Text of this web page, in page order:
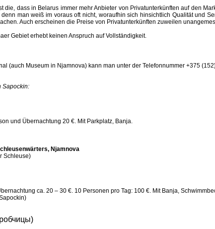
die, dass in Belarus immer mehr Anbieter von Privatunterkünften auf den
man weiß im voraus oft nicht, woraufhin sich hinsichtlich Qualität und
Auch erscheinen die Preise von Privatunterkünften zuweilen
Gebiet erhebt keinen Anspruch auf Vollständigkeit.
(auch Museum in Njamnova) kann man unter der Telefonnummer +375
Sapockin:
und Übernachtung 20 €. Mit Parkplatz, Banja.
Njamnova
Schleuse)
ca. 20 – 30 €. 10 Personen pro Tag: 100 €. Mit Banja,